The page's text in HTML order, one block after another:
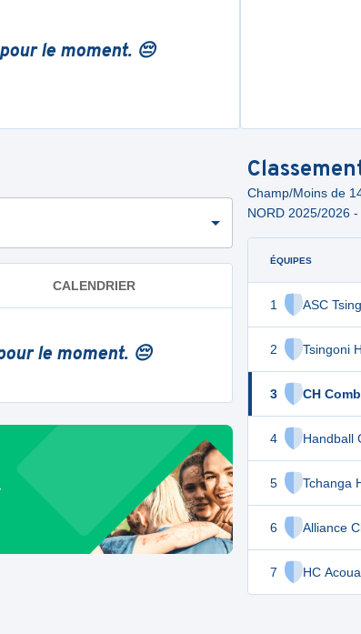
le moment. 😔
CALENDRIER
le moment. 😔
Champ/Moins de
NORD 2025/2026
ÉQUIPES
1 ASC
2 Tsingoni
3 CH
4 Handball
5 Tchanga
6 Alliance
7 HC Acoua